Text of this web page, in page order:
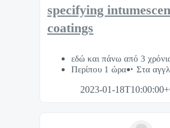
specifying
coatings
εδώ και πάνω από 3
Περίπου 1 ώρα
Στα
2023-01-